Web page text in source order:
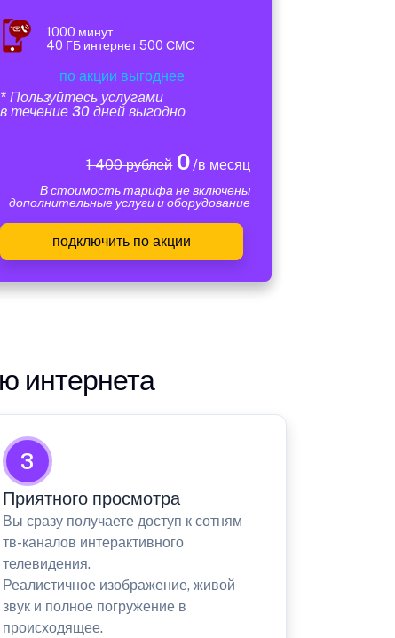
1000 минут
40 ГБ интернет 500 СМС
по акции выгоднее
* Пользуйтесь услугами
в течение 30 дней выгодно
1 400 рублей0/в месяц
В стоимость тарифа не включены
дополнительные услуги и оборудование
подключить по акции
интернета
3
Приятного просмотра
Вы сразу получаете доступ к сотням
тв-каналов интерактивного
телевидения.
Реалистичное изображение, живой
звук и полное погружение в
происходящее.